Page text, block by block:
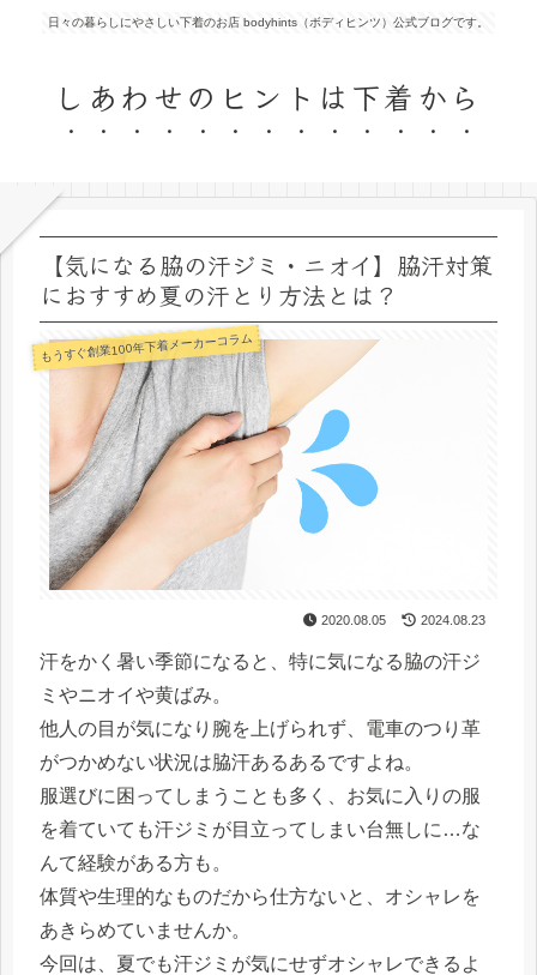
日々の暮らしにやさしい下着のお店 bodyhints（ボディヒンツ）公式ブログです。
しあわせのヒントは下着から
【気になる脇の汗ジミ・ニオイ】脇汗対策
におすすめ夏の汗とり方法とは？
もうすぐ創業100年下着メーカーコラム
2020.08.05 2024.08.23
汗をかく暑い季節になると、特に気になる脇の汗ジ
ミやニオイや黄ばみ。
他人の目が気になり腕を上げられず、電車のつり革
がつかめない状況は脇汗あるあるですよね。
服選びに困ってしまうことも多く、お気に入りの服
を着ていても汗ジミが目立ってしまい台無しに…な
んて経験がある方も。
体質や生理的なものだから仕方ないと、オシャレを
あきらめていませんか。
今回は、夏でも汗ジミが気にせずオシャレできるよ